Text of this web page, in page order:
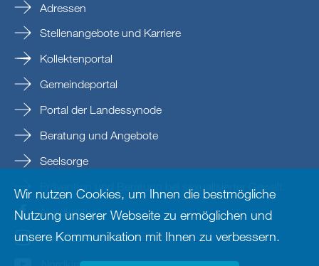
Adressen
Stellenangebote und Karriere
Kollektenportal
Gemeindeportal
Portal der Landessynode
Beratung und Angebote
Seelsorge
Prävention und Beratung bei sexualisierter Gewalt
Nordkirche
nordkirche
Wir nutzen Cookies, um Ihnen die bestmögliche
Nutzung unserer Webseite zu ermöglichen und
unsere Kommunikation mit Ihnen zu verbessern.